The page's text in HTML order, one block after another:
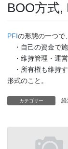
BOO方式,
PFIの形態の一つで
・自己の資金で施
・維持管理・運営
・所有権も維持す
形式のこと。
カテゴリー